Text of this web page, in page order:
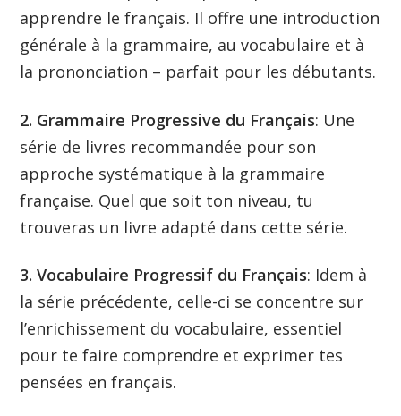
apprendre le français. Il offre une introduction
générale à la grammaire, au vocabulaire et à
la prononciation – parfait pour les débutants.
2. Grammaire Progressive du Français: Une
série de livres recommandée pour son
approche systématique à la grammaire
française. Quel que soit ton niveau, tu
trouveras un livre adapté dans cette série.
3. Vocabulaire Progressif du Français: Idem à
la série précédente, celle-ci se concentre sur
l’enrichissement du vocabulaire, essentiel
pour te faire comprendre et exprimer tes
pensées en français.